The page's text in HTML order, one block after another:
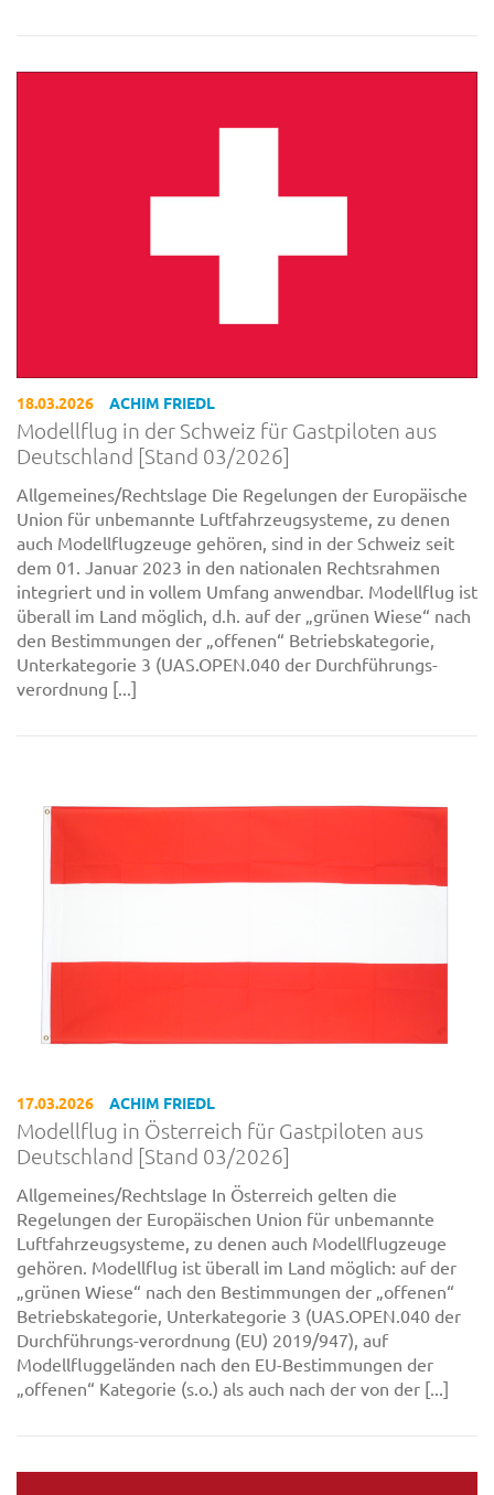
18.03.2026 ACHIM FRIEDL
Modellflug in der Schweiz für Gastpiloten aus
Deutschland [Stand 03/2026]
Allgemeines/Rechtslage Die Regelungen der Europäische
Union für unbemannte Luftfahrzeugsysteme, zu denen
auch Modellflugzeuge gehören, sind in der Schweiz seit
dem 01. Januar 2023 in den nationalen Rechtsrahmen
integriert und in vollem Umfang anwendbar. Modellflug ist
überall im Land möglich, d.h. auf der „grünen Wiese“ nach
den Bestimmungen der „offenen“ Betriebskategorie,
Unterkategorie 3 (UAS.OPEN.040 der Durchführungs-
verordnung [...]
17.03.2026 ACHIM FRIEDL
Modellflug in Österreich für Gastpiloten aus
Deutschland [Stand 03/2026]
Allgemeines/Rechtslage In Österreich gelten die
Regelungen der Europäischen Union für unbemannte
Luftfahrzeugsysteme, zu denen auch Modellflugzeuge
gehören. Modellflug ist überall im Land möglich: auf der
„grünen Wiese“ nach den Bestimmungen der „offenen“
Betriebskategorie, Unterkategorie 3 (UAS.OPEN.040 der
Durchführungs-verordnung (EU) 2019/947), auf
Modellfluggeländen nach den EU-Bestimmungen der
„offenen“ Kategorie (s.o.) als auch nach der von der [...]